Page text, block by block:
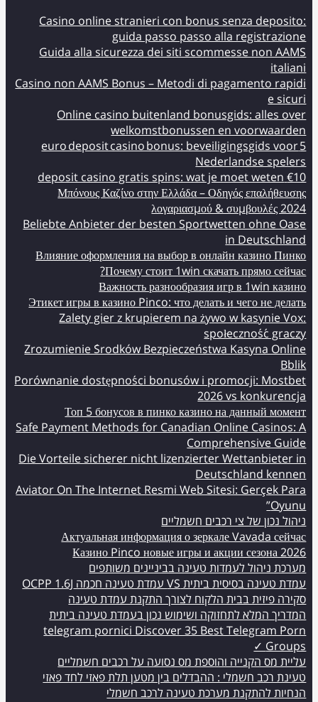
Casino online stranieri con bonus senza deposito:
guida passo passo alla registrazione
Guida alla sicurezza dei siti scommesse non AAMS
italiani
Casino non AAMS Bonus – Metodi di pagamento rapidi
e sicuri
Online casino buitenland bonusgids: alles over
welkomstbonussen en voorwaarden
5 euro deposit casino bonus: beveiligingsgids voor
Nederlandse spelers
€10 deposit casino gratis spins: wat je moet weten
Μπόνους Καζίνο στην Ελλάδα – Οδηγός επαλήθευσης
λογαριασμού & συμβουλές 2024
Beliebte Anbieter der besten Sportwetten ohne Oase
in Deutschland
Влияние оформления на выбор в онлайн казино Пинко
Почему стоит 1win скачать прямо сейчас?
Важность разнообразия игр в 1win казино
Этикет игры в казино Pinco: что делать и чего не делать
Zalety gier z krupierem na żywo w kasynie Vox:
społeczność graczy
Zrozumienie Środków Bezpieczeństwa Kasyna Online
Bblik
Porównanie dostępności bonusów i promocji: Mostbet
2026 vs konkurencja
Топ 5 бонусов в пинко казино на данный момент
Safe Payment Methods for Canadian Online Casinos: A
Comprehensive Guide
Die Vorteile sicherer nicht lizenzierter Wettanbieter in
Deutschland kennen
Aviator On The Internet Resmi Web Sitesi: Gerçek Para
Oyunu”
ניהול נכון של צי רכבים חשמליים
Актуальная информация о зеркале Vavada сейчас
Казино Pinco новые игры и акции сезона 2026
מערכת ניהול לעמדות טעינה בביניינים משותפים
עמדת טעינה בסיסית ביתית VS עמדת טעינה חכמה OCPP 1.6J
סקירה פיזית בבית הלקוח לצורך התקנת עמדת טעינה
המדריך המלא לתחזוקה ושימוש נכון בעמדת טעינה ביתית
telegram pornici Discover 35 Best Telegram Porn
Groups ✓
עליית מס הקנייה והוספת מס נסועה על רכבים חשמליים
טעינת רכב חשמלי : ההבדלים בין מטען תלת פאזי לחד פאזי
הנחיות להתקנת מערכת טעינה לרכב חשמלי